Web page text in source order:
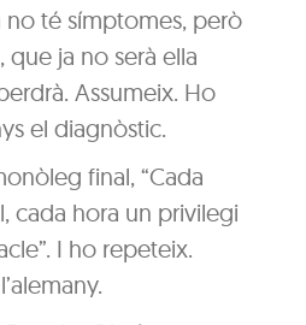
no té símptomes, però
que ja no serà ella
Assumeix. Ho
el diagnòstic.
final, “Cada
cada hora un privilegi
I ho repeteix.